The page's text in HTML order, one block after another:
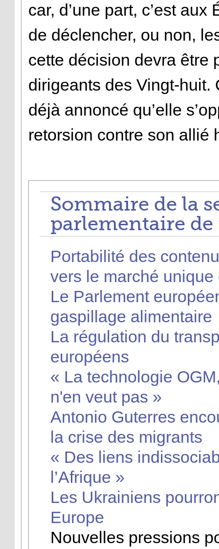
car, d’une part, c’est
de déclencher, ou non,
cette décision devra être
dirigeants des Vingt-huit.
déjà annoncé qu’elle
retorsion contre son allié
Sommaire de la
parlementaire de
Portabilité des
vers le marché
Le Parlement
gaspillage alimentaire
La régulation du
européens
« La technologie
n'en veut pas »
Antonio Guterres
la crise des migrants
« Des liens
l’Afrique »
Les Ukrainiens
Europe
Nouvelles pressions